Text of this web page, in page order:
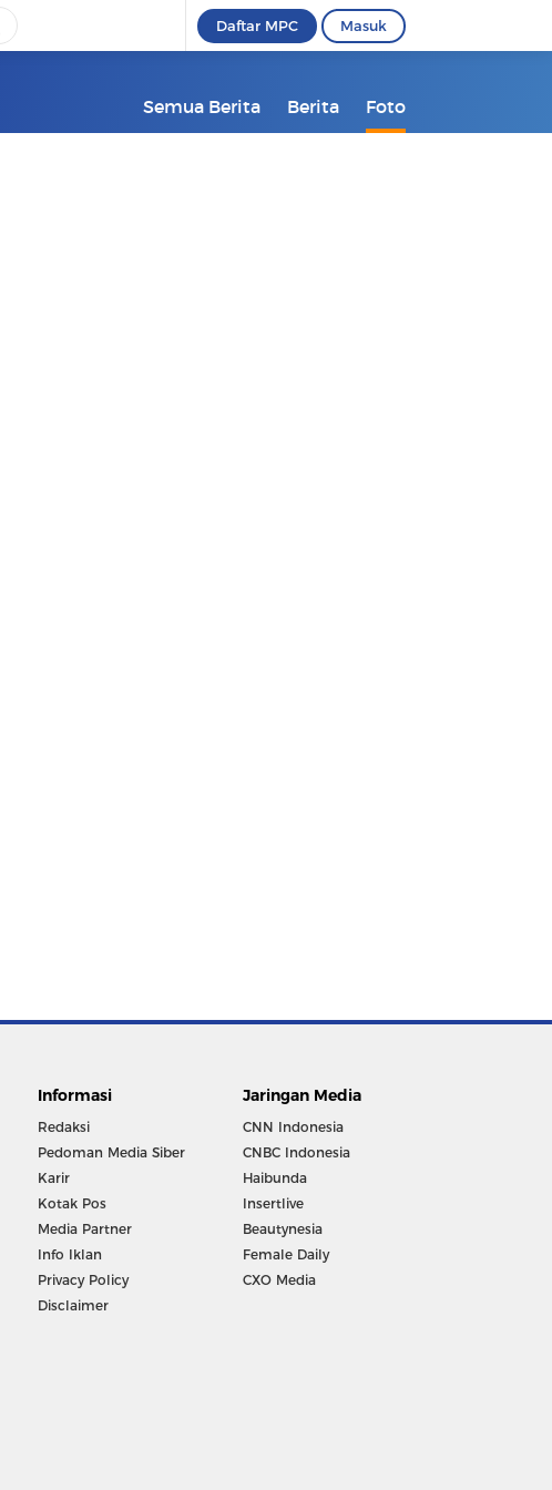
Daftar MPC Masuk
Semua Berita Berita Foto
Informasi
Redaksi
Pedoman Media Siber
Karir
Kotak Pos
Media Partner
Info Iklan
Privacy Policy
Disclaimer
Jaringan Media
CNN Indonesia
CNBC Indonesia
Haibunda
Insertlive
Beautynesia
Female Daily
CXO Media